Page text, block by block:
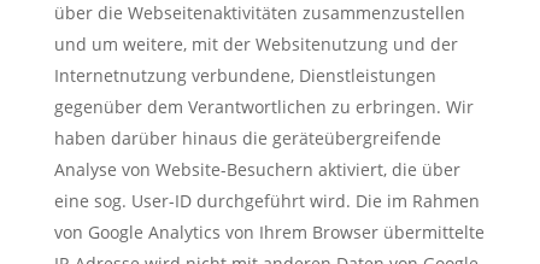
über die Webseitenaktivitäten zusammenzustellen
und um weitere, mit der Websitenutzung und der
Internetnutzung verbundene, Dienstleistungen
gegenüber dem Verantwortlichen zu erbringen. Wir
haben darüber hinaus die geräteübergreifende
Analyse von Website-Besuchern aktiviert, die über
eine sog. User-ID durchgeführt wird. Die im Rahmen
von Google Analytics von Ihrem Browser übermittelte